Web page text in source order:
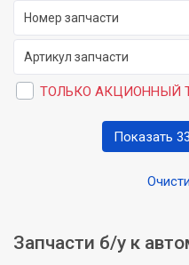
ТОЛЬКО АКЦИОННЫЙ
Показать
Запчасти б/у к